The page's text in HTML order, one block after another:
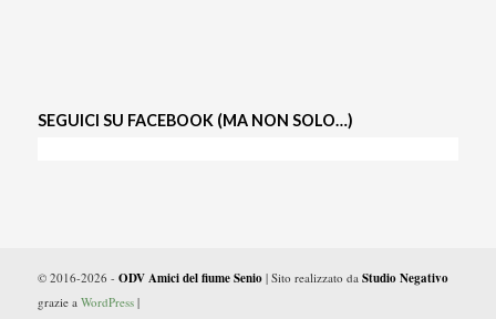
SEGUICI SU FACEBOOK (MA NON SOLO…)
© 2016-2026 - ODV Amici del fiume Senio| Sito realizzato da Studio Negativo
grazie a WordPress|